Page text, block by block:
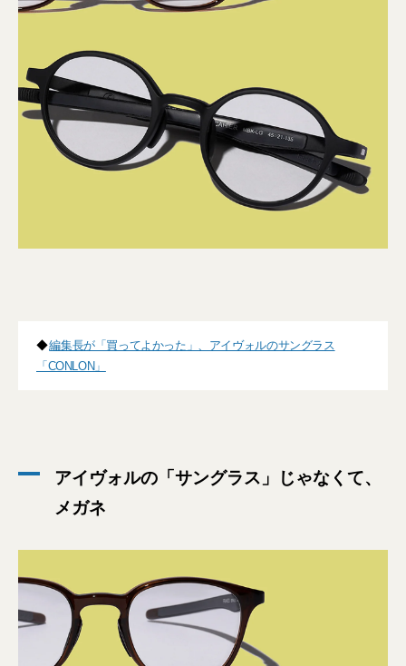
◆編集長が「買ってよかった」、アイヴォルのサングラス
「CONLON」
アイヴォルの「サングラス」じゃなくて、
メガネ